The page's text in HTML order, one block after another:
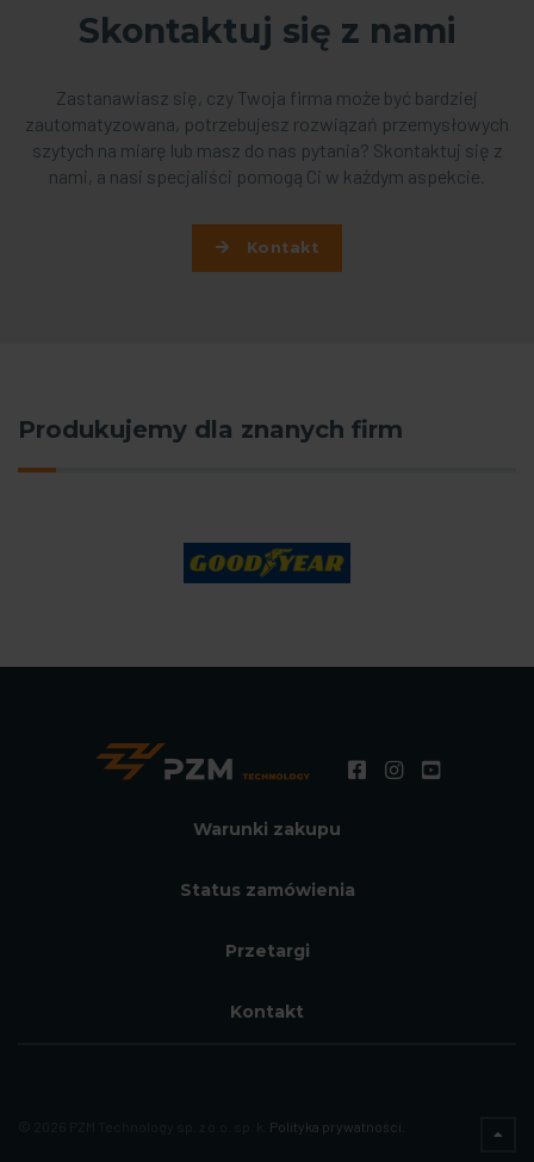
Skontaktuj się z nami
Zastanawiasz się, czy Twoja firma może być bardziej
zautomatyzowana, potrzebujesz rozwiązań przemysłowych
szytych na miarę lub masz do nas pytania? Skontaktuj się z
nami, a nasi specjaliści pomogą Ci w każdym aspekcie.
Kontakt
Produkujemy dla znanych firm
Warunki zakupu
Status zamówienia
Przetargi
Kontakt
Polityka prywatności.